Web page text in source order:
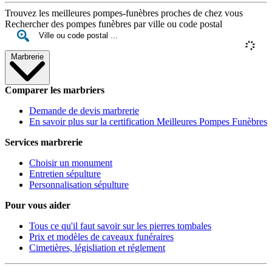
Trouvez les meilleures pompes-funèbres proches de chez vous
Rechercher des pompes funèbres par ville ou code postal
Marbrerie
Comparer les marbriers
Demande de devis marbrerie
En savoir plus sur la certification Meilleures Pompes Funèbres
Services marbrerie
Choisir un monument
Entretien sépulture
Personnalisation sépulture
Pour vous aider
Tous ce qu'il faut savoir sur les pierres tombales
Prix et modèles de caveaux funéraires
Cimetières, législiation et réglement